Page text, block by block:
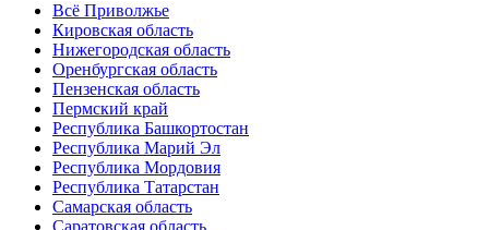
Всё Приволжье
Кировская область
Нижегородская область
Оренбургская область
Пензенская область
Пермский край
Республика Башкортостан
Республика Марий Эл
Республика Мордовия
Республика Татарстан
Самарская область
Саратовская область